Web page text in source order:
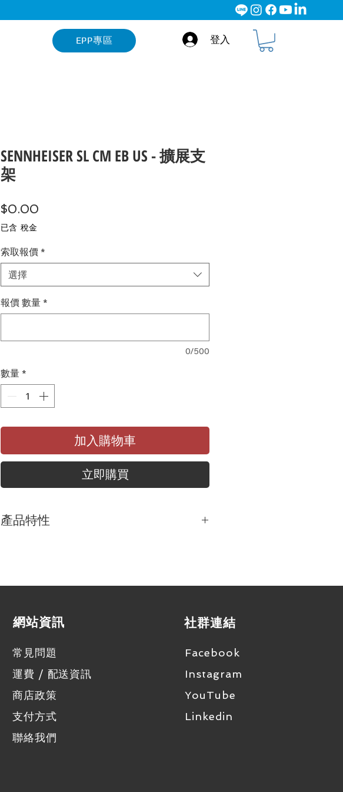
EPP專區 登入
SENNHEISER SL CM EB US - 擴展支
架
$0.00
已含 稅金
索取報價 *
選擇
報價 數量 *
0/500
數量 *
加入購物車
立即購買
產品特性
​網站資訊
常見問題
運費 / 配送資訊
商店政策
支付方式
聯絡我們
社群連結
Facebook
Instagram
YouTube
Linkedin